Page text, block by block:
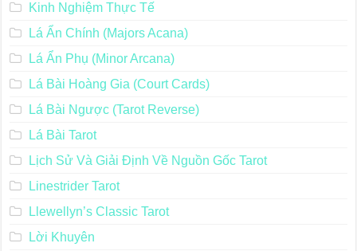
Kinh Nghiệm Thực Tế
Lá Ẩn Chính (Majors Acana)
Lá Ẩn Phụ (Minor Arcana)
Lá Bài Hoàng Gia (Court Cards)
Lá Bài Ngược (Tarot Reverse)
Lá Bài Tarot
Lịch Sử Và Giải Định Về Nguồn Gốc Tarot
Linestrider Tarot
Llewellyn’s Classic Tarot
Lời Khuyên